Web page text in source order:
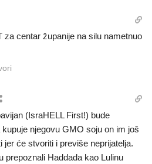
za centar županije na silu nametnuo
(IsraHELL First!) bude
njegovu GMO soju on im još
jer će stvoriti i previše neprijatelja.
prepoznali Haddada kao Lulinu